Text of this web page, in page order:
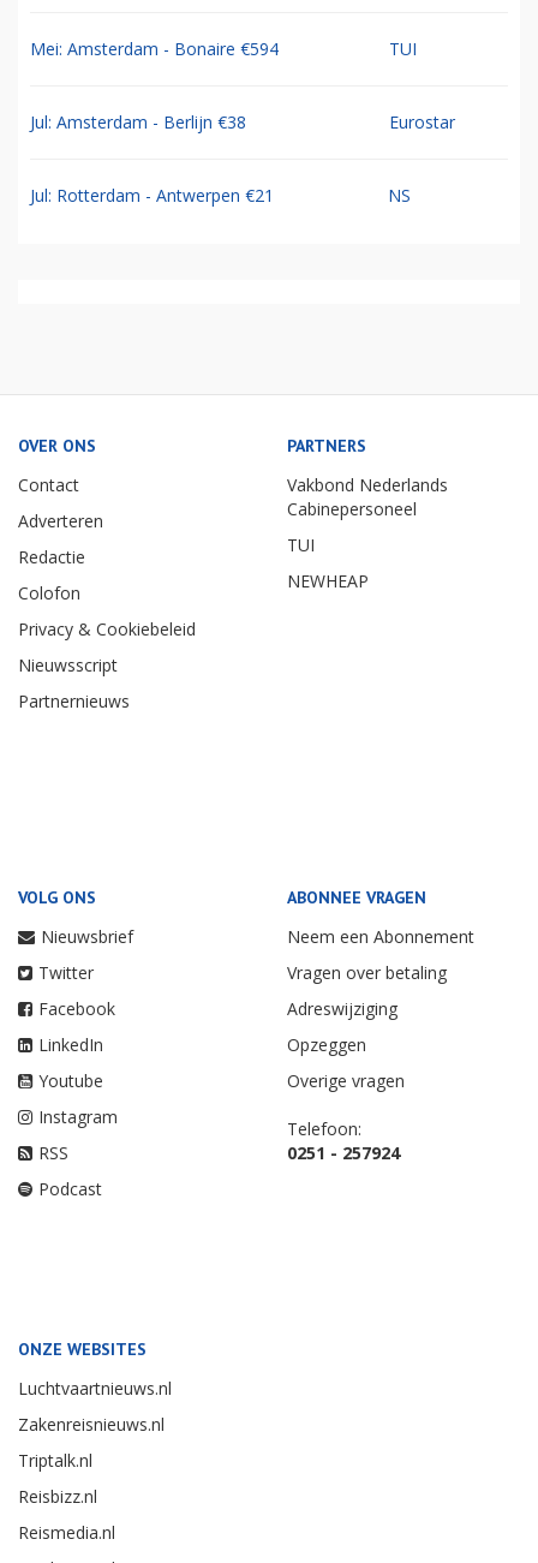
Mei: Amsterdam - Bonaire €594 TUI
Jul: Amsterdam - Berlijn €38 Eurostar
Jul: Rotterdam - Antwerpen €21 NS
OVER ONS
Contact
Adverteren
Redactie
Colofon
Privacy & Cookiebeleid
Nieuwsscript
Partnernieuws
PARTNERS
Vakbond Nederlands
Cabinepersoneel
TUI
NEWHEAP
VOLG ONS
Nieuwsbrief
Twitter
Facebook
LinkedIn
Youtube
Instagram
RSS
Podcast
ABONNEE VRAGEN
Neem een Abonnement
Vragen over betaling
Adreswijziging
Opzeggen
Overige vragen
Telefoon:
0251 - 257924
ONZE WEBSITES
Luchtvaartnieuws.nl
Zakenreisnieuws.nl
Triptalk.nl
Reisbizz.nl
Reismedia.nl